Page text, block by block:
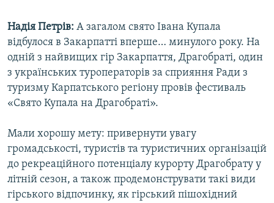
Надія Петрів: А загалом свято Івана Купала
відбулося в Закарпатті вперше… минулого року. На
одній з найвищих гір Закарпаття, Драгобраті, один
з українських туроператорів за сприяння Ради з
туризму Карпатського регіону провів фестиваль
«Свято Купала на Драгобраті».
Мали хорошу мету: привернути увагу
громадськості, туристів та туристичних організацій
до рекреаційного потенціалу курорту Драгобрату у
літній сезон, а також продемонструвати такі види
гірського відпочинку, як гірський пішохідний